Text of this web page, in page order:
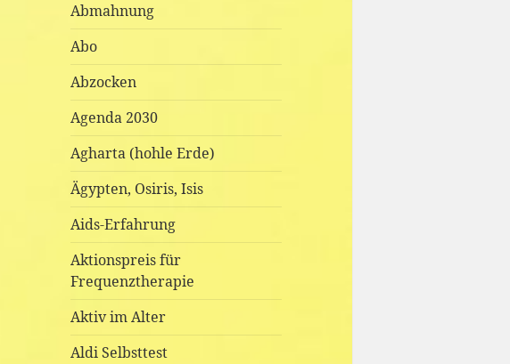
Abmahnung
Abo
Abzocken
Agenda 2030
Agharta (hohle Erde)
Ägypten, Osiris, Isis
Aids-Erfahrung
Aktionspreis für
Frequenztherapie
Aktiv im Alter
Aldi Selbsttest